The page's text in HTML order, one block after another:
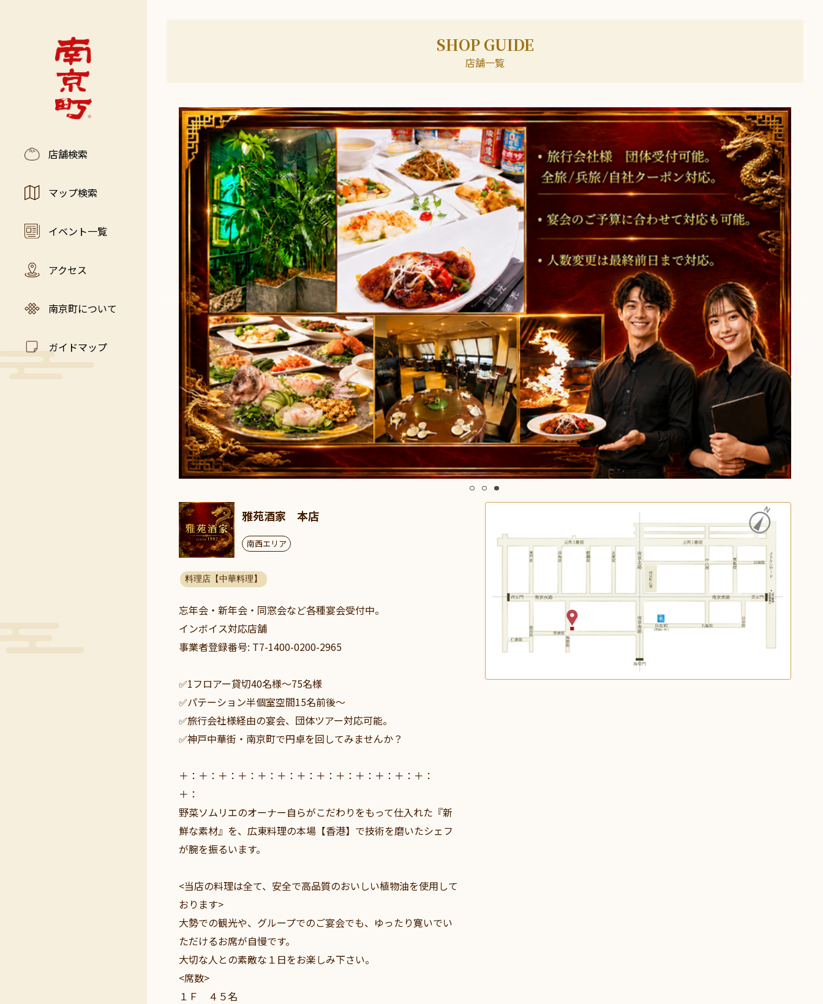
店舗検索
マップ検索
イベント一覧
アクセス
南京町について
ガイドマップ
SHOP GUIDE
店舗一覧
雅苑酒家 本店
南西エリア
料理店【中華料理】
忘年会・新年会・同窓会など各種宴会受付中。
インボイス対応店舗
事業者登録番号: T7-1400-0200-2965
✅1フロアー貸切40名様～75名様
✅パテーション半個室空間15名前後～
✅旅行会社様経由の宴会、団体ツアー対応可能。
✅神戸中華街・南京町で円卓を回してみませんか？
＋：＋：＋：＋：＋：＋：＋：＋：＋：＋：＋：＋：＋：
＋：
野菜ソムリエのオーナー自らがこだわりをもって仕入れた『新
鮮な素材』を、広東料理の本場【香港】で技術を磨いたシェフ
が腕を振るいます。
<当店の料理は全て、安全で高品質のおいしい植物油を使用して
おります>
大勢での観光や、グループでのご宴会でも、ゆったり寛いでい
ただけるお席が自慢です。
大切な人との素敵な１日をお楽しみ下さい。
<席数>
１Ｆ ４５名